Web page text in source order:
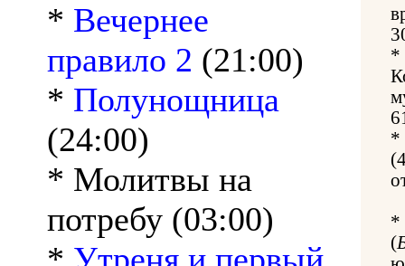
* Вечернее
правило 2 (21:00)
* Полунощница
(24:00)
* Молитвы на
потребу (03:00)
*
*
*
(